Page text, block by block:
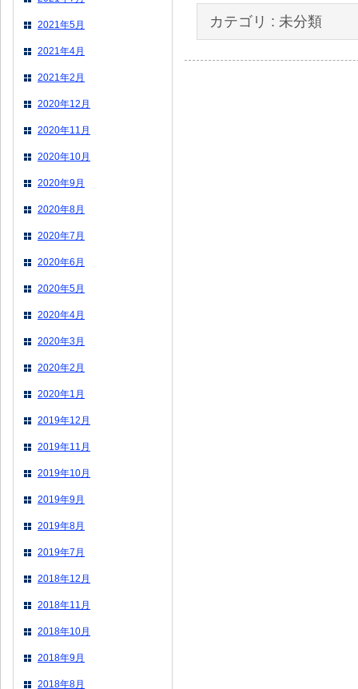
カテゴリ : 未分類
2021年5月
2021年4月
2021年2月
2020年12月
2020年11月
2020年10月
2020年9月
2020年8月
2020年7月
2020年6月
2020年5月
2020年4月
2020年3月
2020年2月
2020年1月
2019年12月
2019年11月
2019年10月
2019年9月
2019年8月
2019年7月
2018年12月
2018年11月
2018年10月
2018年9月
2018年8月